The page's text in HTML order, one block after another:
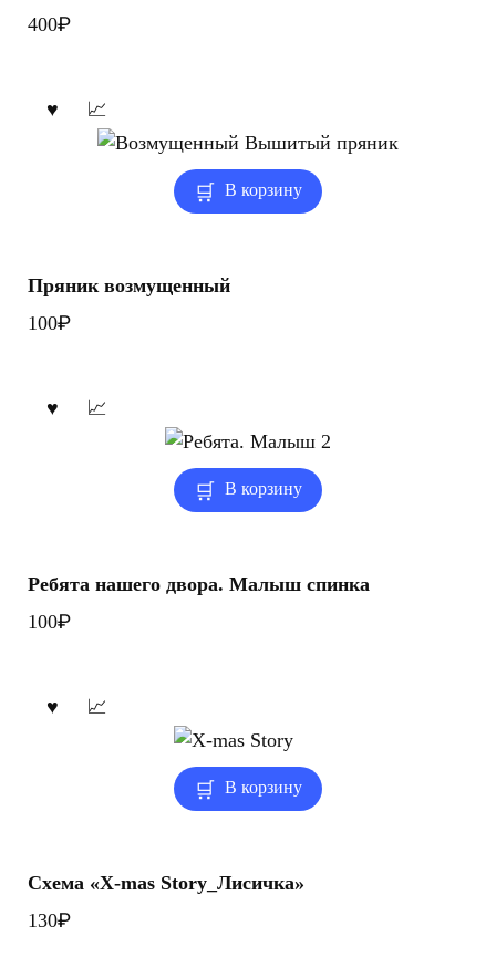
400₽
В корзину
Пряник возмущенный
100₽
В корзину
Ребята нашего двора. Малыш спинка
100₽
В корзину
Схема «X-mas Story_Лисичка»
130₽